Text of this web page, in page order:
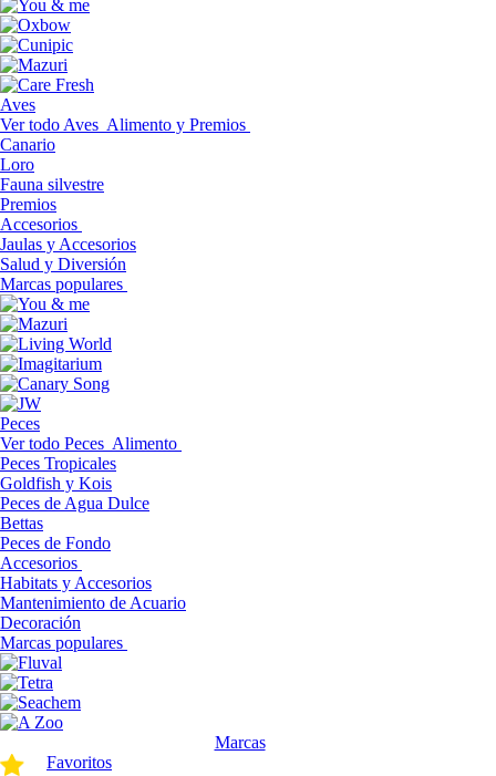
Aves
Ver todo Aves Alimento y Premios
Canario
Loro
Fauna silvestre
Premios
Accesorios
Jaulas y Accesorios
Salud y Diversión
Marcas populares
Peces
Ver todo Peces Alimento
Peces Tropicales
Goldfish y Kois
Peces de Agua Dulce
Bettas
Peces de Fondo
Accesorios
Habitats y Accesorios
Mantenimiento de Acuario
Decoración
Marcas populares
Marcas
Favoritos